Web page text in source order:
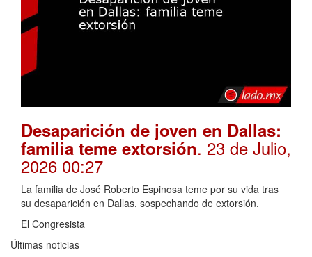
Desaparición de joven en Dallas:
familia teme extorsión. 23 de Julio,
2026 00:27
La familia de José Roberto Espinosa teme por su vida tras
su desaparición en Dallas, sospechando de extorsión.
El Congresista
Últimas noticias